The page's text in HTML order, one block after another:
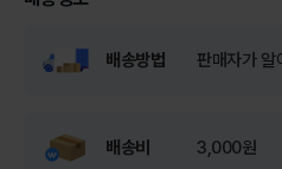
배송방법 판매자가 알
배송비 3,000원